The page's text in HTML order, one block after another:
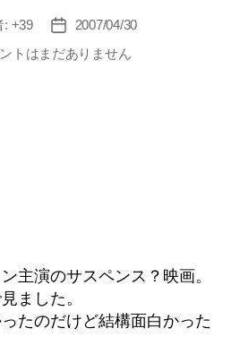
: +39
投
稿
日
2007/04/30
トはまだありません
主演のサスペンス？映画。
ました。
たのだけど結構面白かった